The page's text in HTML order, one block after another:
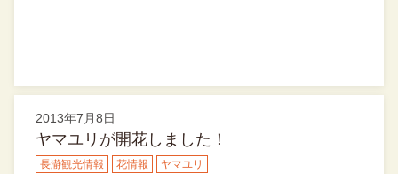
2013年7月8日
ヤマユリが開花しました！
長瀞観光情報 花情報 ヤマユリ